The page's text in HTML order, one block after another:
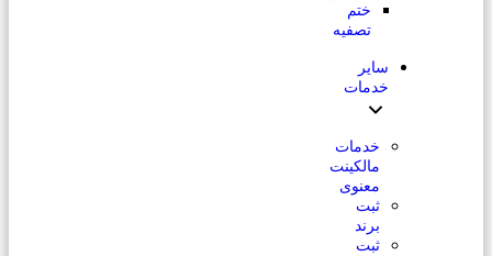
ختم
تصفیه
سایر
خدمات
خدمات
مالکینت
معنوی
ثبت
برند
ثبت